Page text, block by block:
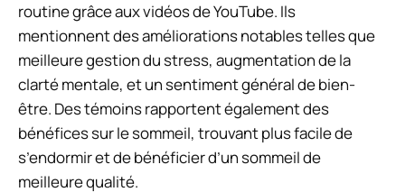
routine grâce aux vidéos de YouTube. Ils
mentionnent des améliorations notables telles que
meilleure gestion du stress, augmentation de la
clarté mentale, et un sentiment général de bien-
être. Des témoins rapportent également des
bénéfices sur le sommeil, trouvant plus facile de
s’endormir et de bénéficier d’un sommeil de
meilleure qualité.